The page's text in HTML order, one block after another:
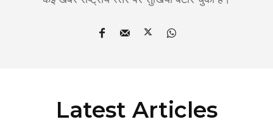
Latest Articles